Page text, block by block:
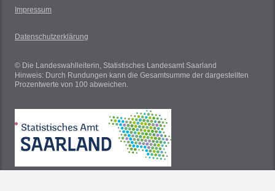
Impressum
Datenschutzerklärung
© Die Landeswahlleiterin, Statistisches Landesamt Saarland
Hinweis: Durch Rundungen kann die Gesamtsumme der dargestellten
Prozentwerte von 100 abweichen.